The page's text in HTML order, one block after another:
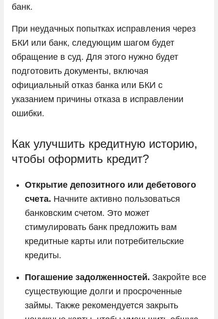
банк.
При неудачных попытках исправления через
БКИ или банк, следующим шагом будет
обращение в суд. Для этого нужно будет
подготовить документы, включая
официальный отказ банка или БКИ с
указанием причины отказа в исправлении
ошибки.
Как улучшить кредитную историю,
чтобы оформить кредит?
Открытие депозитного или дебетового
счета. Начните активно пользоваться
банковским счетом. Это может
стимулировать банк предложить вам
кредитные карты или потребительские
кредиты.
Погашение задолженностей. Закройте все
существующие долги и просроченные
займы. Также рекомендуется закрыть